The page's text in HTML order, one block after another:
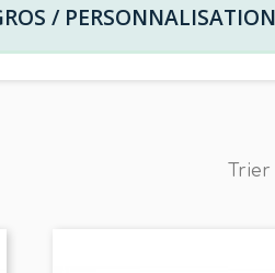
/ PERSONNALISATION